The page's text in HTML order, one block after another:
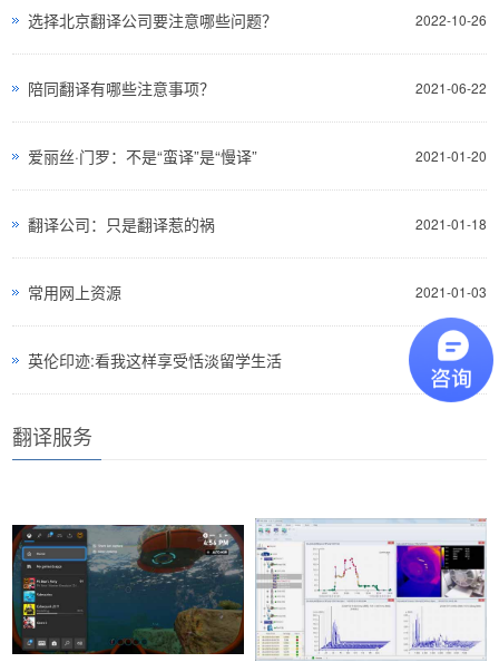
2022-10-26
选择北京翻译公司要注意哪些问题？
2021-06-22
陪同翻译有哪些注意事项？
2021-01-20
爱丽丝·门罗：不是“蛮译”是“慢译”
2021-01-18
翻译公司：只是翻译惹的祸
2021-01-03
常用网上资源
2021-01-03
英伦印迹:看我这样享受恬淡留学生活
翻译服务